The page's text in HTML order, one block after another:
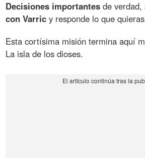
Decisiones importantes de
con Varric y responde lo que
Esta cortísima misión termina aquí
La isla de los dioses.